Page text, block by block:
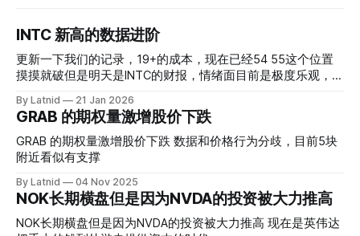
INTC 新高的数据进阶
更新一下我们的记录，19+的成本，现在已经54 55这个位置
摸摸就破但是明天是INTC的财报，情绪面目前是极度乐观，反
是突破前的支撑CC感觉可以做，放远些, 因为18A的经验还未
真正得到普遍大众的关注，当然财报可以继续出新消息顶一下
压力位置。 数据在70驻扎 整体呈现 47 – 60 短期位置
By Latnid 21 Jan 2026
GRAB 的期权量激增股价下跌
GRAB 的期权量激增股价下跌 数据和价格行为分歧，目前5块
附近看似有支撑
By Latnid 04 Nov 2025
NOK长期横盘但是因为NVDA的投资被大力推高
NOK长期横盘但是因为NVDA的投资被大力推高 现在是英伟达